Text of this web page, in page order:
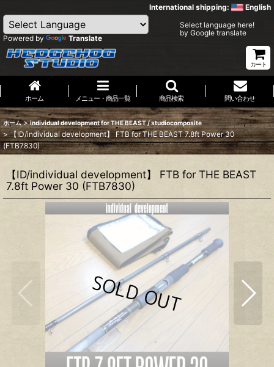
International shipping: English
Powered by Translate
Select language here!
by Google translate
カート
ホーム メニュー・商品一覧 商品検索 問い合わせ
ホーム > individual development for THE BEAST / studiocomposite
> 【ID/individual development】 FTB for THE BEAST 7.8ft Power 30
(FTB7830)
【ID/individual development】 FTB for THE BEAST
7.8ft Power 30 (FTB7830)